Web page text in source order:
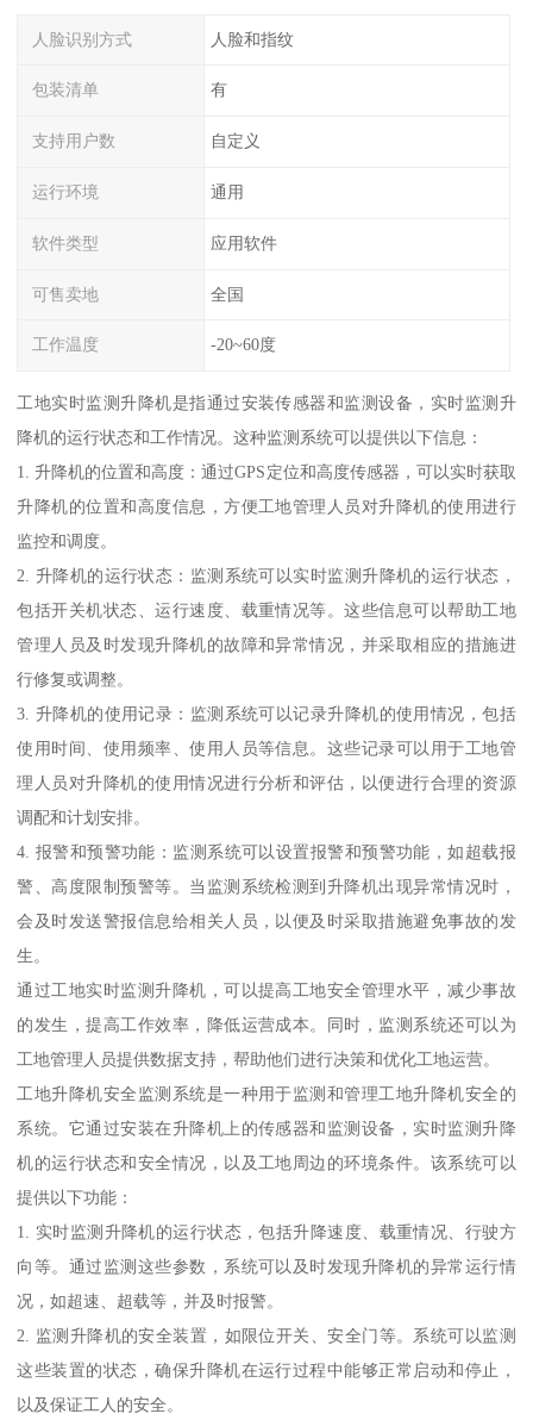
人脸识别方式 人脸和指纹
包装清单 有
支持用户数 自定义
运行环境 通用
软件类型 应用软件
可售卖地 全国
工作温度 -20~60度
工地实时监测升降机是指通过安装传感器和监测设备，实时监测升
降机的运行状态和工作情况。这种监测系统可以提供以下信息：
1. 升降机的位置和高度：通过GPS定位和高度传感器，可以实时获取
升降机的位置和高度信息，方便工地管理人员对升降机的使用进行
监控和调度。
2. 升降机的运行状态：监测系统可以实时监测升降机的运行状态，
包括开关机状态、运行速度、载重情况等。这些信息可以帮助工地
管理人员及时发现升降机的故障和异常情况，并采取相应的措施进
行修复或调整。
3. 升降机的使用记录：监测系统可以记录升降机的使用情况，包括
使用时间、使用频率、使用人员等信息。这些记录可以用于工地管
理人员对升降机的使用情况进行分析和评估，以便进行合理的资源
调配和计划安排。
4. 报警和预警功能：监测系统可以设置报警和预警功能，如超载报
警、高度限制预警等。当监测系统检测到升降机出现异常情况时，
会及时发送警报信息给相关人员，以便及时采取措施避免事故的发
生。
通过工地实时监测升降机，可以提高工地安全管理水平，减少事故
的发生，提高工作效率，降低运营成本。同时，监测系统还可以为
工地管理人员提供数据支持，帮助他们进行决策和优化工地运营。
工地升降机安全监测系统是一种用于监测和管理工地升降机安全的
系统。它通过安装在升降机上的传感器和监测设备，实时监测升降
机的运行状态和安全情况，以及工地周边的环境条件。该系统可以
提供以下功能：
1. 实时监测升降机的运行状态，包括升降速度、载重情况、行驶方
向等。通过监测这些参数，系统可以及时发现升降机的异常运行情
况，如超速、超载等，并及时报警。
2. 监测升降机的安全装置，如限位开关、安全门等。系统可以监测
这些装置的状态，确保升降机在运行过程中能够正常启动和停止，
以及保证工人的安全。